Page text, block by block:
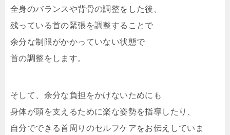
全身のバランスや背骨の調整をした後、
残っている首の緊張を調整することで
余分な制限がかかっていない状態で
首の調整をします。
そして、余分な負担をかけないためにも
身体が頭を支えるために楽な姿勢を指導したり、
自分でできる首周りのセルフケアをお伝えしていま